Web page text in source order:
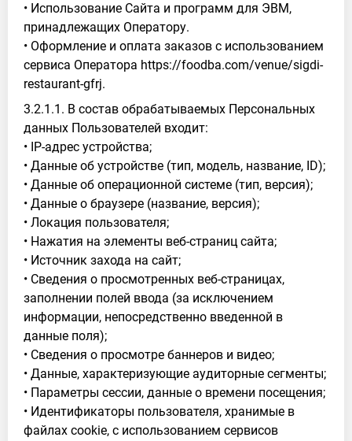
• Использование Сайта и программ для ЭВМ,
принадлежащих Оператору.
• Оформление и оплата заказов с использованием
сервиса Оператора https://foodba.com/venue/sigdi-
restaurant-gfrj.
3.2.1.1. В состав обрабатываемых Персональных
данных Пользователей входит:
• IP-адрес устройства;
• Данные об устройстве (тип, модель, название, ID);
• Данные об операционной системе (тип, версия);
• Данные о браузере (название, версия);
• Локация пользователя;
• Нажатия на элементы веб-страниц сайта;
• Источник захода на сайт;
• Сведения о просмотренных веб-страницах,
заполнении полей ввода (за исключением
информации, непосредственно введенной в
данные поля);
• Сведения о просмотре баннеров и видео;
• Данные, характеризующие аудиторные сегменты;
• Параметры сессии, данные о времени посещения;
• Идентификаторы пользователя, хранимые в
файлах cookie, с использованием сервисов